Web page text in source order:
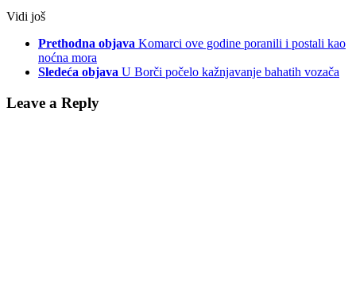
Vidi još
Prethodna objava Komarci ove godine poranili i postali kao
noćna mora
Sledeća objava U Borči počelo kažnjavanje bahatih vozača
Leave a Reply